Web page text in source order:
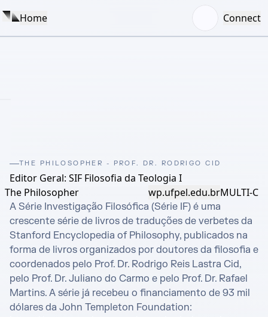
Home Connect
THE PHILOSOPHER - PROF. DR. RODRIGO CID
Editor Geral: SIF Filosofia da Teologia I
The Philosopher
wp.ufpel.edu.brMULTI-C
A Série Investigação Filosófica (Série IF) é uma
crescente série de livros de traduções de verbetes da
Stanford Encyclopedia of Philosophy, publicados na
forma de livros organizados por doutores da filosofia e
coordenados pelo Prof. Dr. Rodrigo Reis Lastra Cid,
pelo Prof. Dr. Juliano do Carmo e pelo Prof. Dr. Rafael
Martins. A série já recebeu o financiamento de 93 mil
dólares da John Templeton Foundation: